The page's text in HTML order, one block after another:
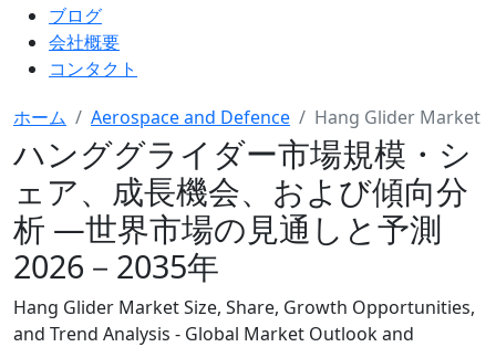
ブログ
会社概要
コンタクト
ホーム Aerospace and Defence Hang Glider Market
ハンググライダー市場規模・シ
ェア、成長機会、および傾向分
析 ―世界市場の見通しと予測
2026－2035年
Hang Glider Market Size, Share, Growth Opportunities,
and Trend Analysis - Global Market Outlook and